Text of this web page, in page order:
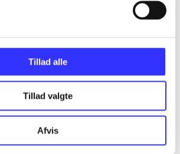
Tillad alle
Tillad valgte
Afvis